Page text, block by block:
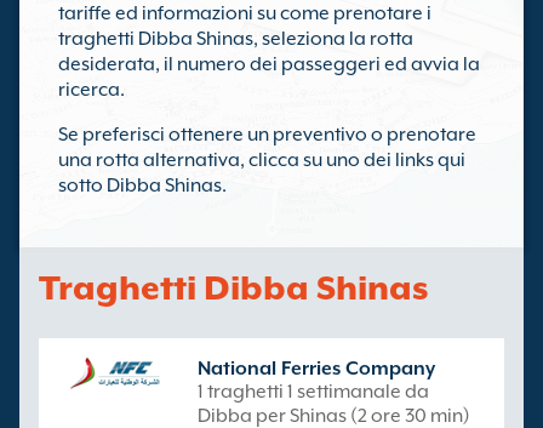
tariffe ed informazioni su come prenotare i
traghetti Dibba Shinas, seleziona la rotta
desiderata, il numero dei passeggeri ed avvia la
ricerca.
Se preferisci ottenere un preventivo o prenotare
una rotta alternativa, clicca su uno dei links qui
sotto Dibba Shinas.
Traghetti Dibba Shinas
National Ferries Company
1 traghetti 1 settimanale da
Dibba per Shinas (2 ore 30 min)